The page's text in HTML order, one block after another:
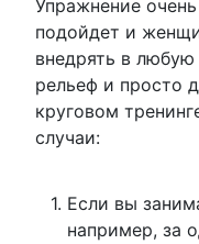
Упражнение
подойдет и
внедрять в
рельеф и просто
круговом
случаи:
Если вы
например, за